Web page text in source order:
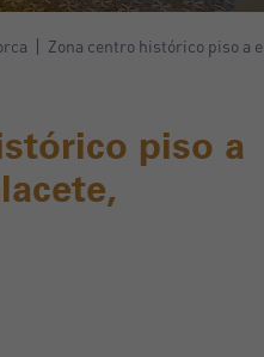
Zona centro histórico piso a
piso a